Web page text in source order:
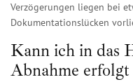
Verzögerungen liegen bei
Dokumentationslücken
Kann ich in das
Abnahme erfolgt